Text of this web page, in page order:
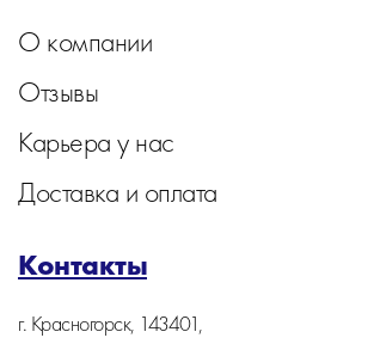
О компании
Отзывы
Карьера у нас
Доставка и оплата
Контакты
г. Красногорск, 143401,